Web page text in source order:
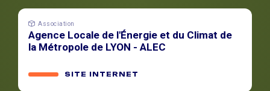
Association
Agence Locale de l'Énergie et du Climat de
la Métropole de LYON - ALEC
SITE INTERNET